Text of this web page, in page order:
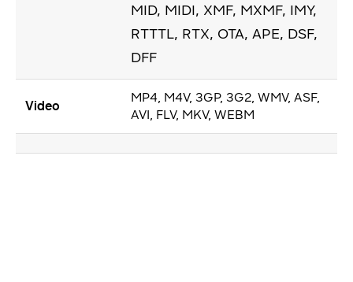
MID, MIDI, XMF, MXMF, IMY,
RTTTL, RTX, OTA, APE, DSF,
DFF
Video
MP4, M4V, 3GP, 3G2, WMV, ASF,
AVI, FLV, MKV, WEBM